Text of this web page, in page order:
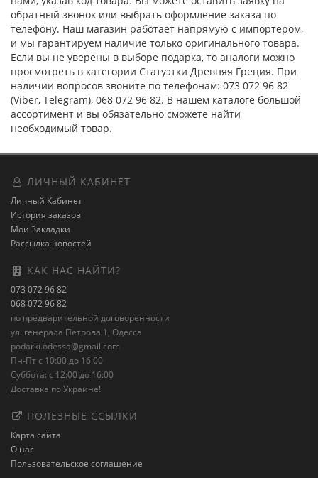
обратный звонок или выбрать оформление заказа по
телефону. Наш магазин работает напрямую с импортером,
и мы гарантируем наличие только оригинального товара.
Если вы не уверены в выборе подарка, то аналоги можно
просмотреть в категории Статуэтки Древняя Греция. При
наличии вопросов звоните по телефонам: 073 072 96 82
(Viber, Telegram), 068 072 96 82. В нашем каталоге большой
ассортимент и вы обязательно сможете найти
необходимый товар.
ЛИЧНЫЙ КАБИНЕТ
Личный Кабинет
История заказов
Мои Закладки
Рассылка новостей
КАК НАС НАЙТИ?
073 072 96 82
068 072 96 82
по предварительной договоренности
ул. генерала Петрова 1, Одесса
podarki.odessa@gmail.com
Пн-Пт с 10:00 до 16:00
Суббота: с 12:00 до 16:00
Доставка по Украине!
ПОЛЕЗНЫЕ ССЫЛКИ
Карта сайта
О нас
Пользовательское соглашение